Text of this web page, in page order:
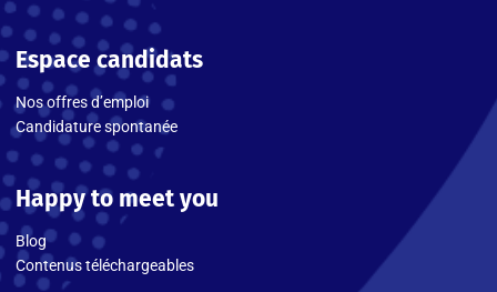
Espace candidats
Nos offres d’emploi
Candidature spontanée
Happy to meet you
Blog
Contenus téléchargeables